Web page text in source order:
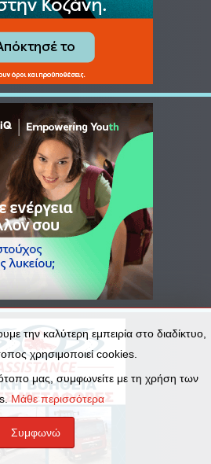
την καλύτερη εμπειρία στο διαδίκτυο,
χρησιμοποιεί cookies.
μας, συμφωνείτε με τη χρήση των
Μάθε περισσότερα
Συμφωνώ